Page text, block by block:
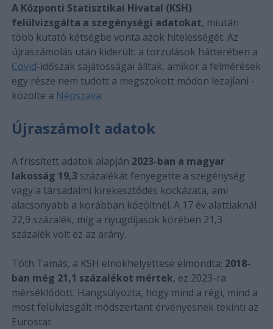
A Központi Statisztikai Hivatal (KSH)
felülvizsgálta a szegénységi adatokat, miután
több kutató kétségbe vonta azok hitelességét. Az
újraszámolás után kiderült: a torzulások hátterében a
Covid-időszak sajátosságai álltak, amikor a felmérések
egy része nem tudott a megszokott módon lezajlani -
közölte a Népszava.
Újraszámolt adatok
A frissített adatok alapján 2023-ban a magyar
lakosság 19,3 százalékát fenyegette a szegénység
vagy a társadalmi kirekesztődés kockázata, ami
alacsonyabb a korábban közöltnél. A 17 év alattiaknál
22,9 százalék, míg a nyugdíjasok körében 21,3
százalék volt ez az arány.
Tóth Tamás, a KSH elnökhelyettese elmondta: 2018-
ban még 21,1 százalékot mértek, ez 2023-ra
mérséklődött. Hangsúlyozta, hogy mind a régi, mind a
most felülvizsgált módszertant érvényesnek tekinti az
Eurostat.